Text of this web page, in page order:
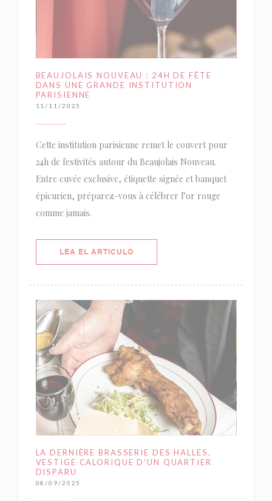
BEAUJOLAIS NOUVEAU : 24H DE FÊTE
DANS UNE GRANDE INSTITUTION
PARISIENNE
11/11/2025
Cette institution parisienne remet le couvert pour
24h de festivités autour du Beaujolais Nouveau.
Entre cuvée exclusive, étiquette signée et banquet
épicurien, préparez-vous à célébrer l’or rouge
comme jamais.
LEA EL ARTICULO((ABRE EN UNA NUEVA
LA DERNIÈRE BRASSERIE DES HALLES,
VESTIGE CALORIQUE D'UN QUARTIER
DISPARU
08/09/2025